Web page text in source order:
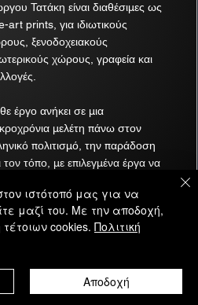
δουλειά σου βασίζεται έντονα
γρήγορο action.
APS-C, όχι
ταξίδια και καθημερινή ζωή.
Τατάκη είναι διαθέσιμες ως
art prints, για ιδιωτικούς
ξενοδοχειακούς
χώρους, γραφεία και
έργο ανήκει σε μια
μελέτη πάνω στον
πολιτισμό, την παράδοση
τον τόπο, με επιλεγμένα έργα να
αρχεία.
Δείτε τα έργα
ιστότοπό μας για να
μαζί του. Με την αποδοχή,
cookies. Πολιτική
Αποδοχή